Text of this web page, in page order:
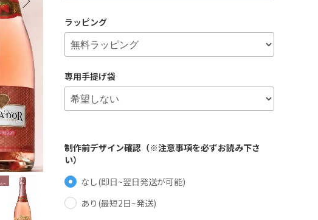
ラッピング
専用手提げ袋
制作前デザイン確認（※注意事項を必ずお読み下さ
い）
なし(即日~翌日発送が可能)
あり(最短2日~発送)